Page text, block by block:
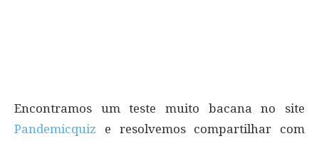
Encontramos um teste muito bacana no site
Pandemicquiz e resolvemos compartilhar com